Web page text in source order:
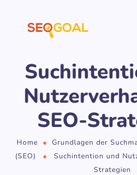
SEO-
Home
Grundlagen der
(SEO)
Suchintention und
Strategien